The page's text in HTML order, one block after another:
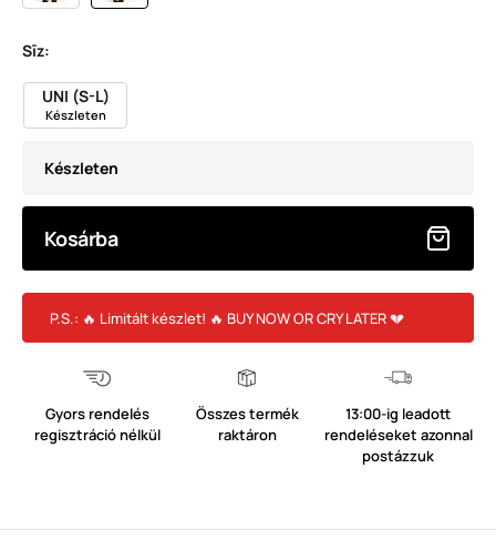
Sīz:
UNI (S-L)
Készleten
Készleten
Kosárba
P.S.: 🔥 Limitált készlet! 🔥 BUY NOW OR CRY LATER 💔
Gyors rendelés
regisztráció nélkül
Összes termék
raktáron
13:00-ig leadott
rendeléseket azonnal
postázzuk